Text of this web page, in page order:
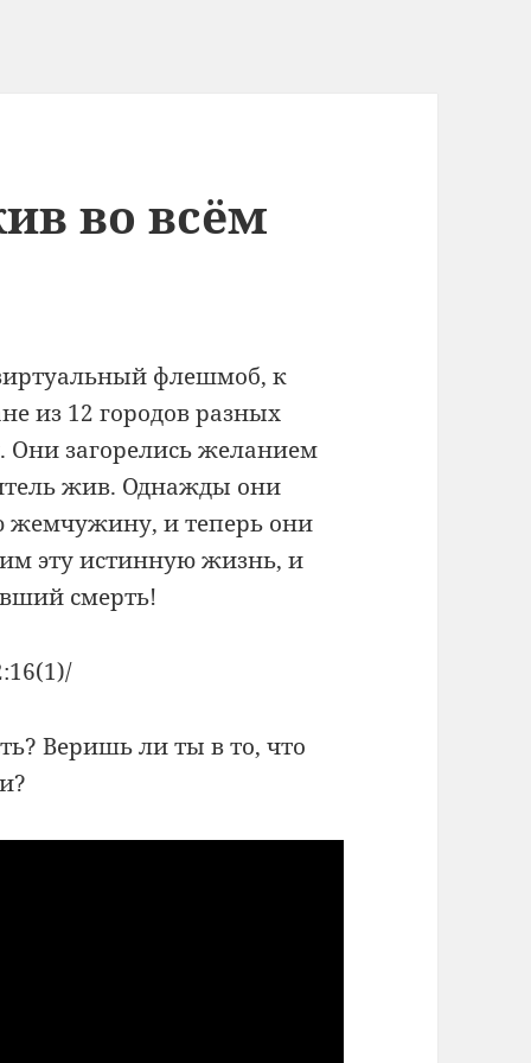
во всём
флешмоб, к
из 12 городов разных
загорелись желанием
жив. Однажды они
жемчужину, и теперь они
эту истинную жизнь, и
смерть!
Веришь ли ты в то, что